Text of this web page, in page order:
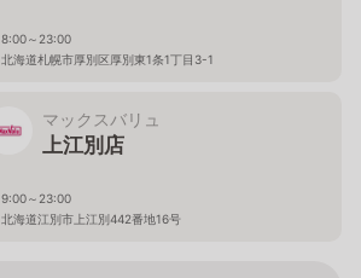
8:00～23:00
北海道札幌市厚別区厚別東1条1丁目3-1
マックスバリュ
上江別店
9:00～23:00
北海道江別市上江別442番地16号